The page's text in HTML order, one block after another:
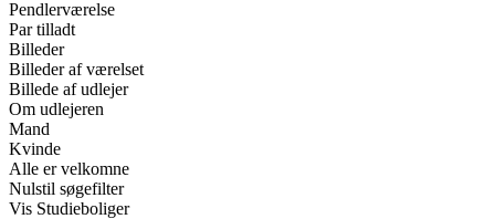
Pendlerværelse
Par tilladt
Billeder
Billeder af værelset
Billede af udlejer
Om udlejeren
Mand
Kvinde
Alle er velkomne
Nulstil søgefilter
Vis Studieboliger